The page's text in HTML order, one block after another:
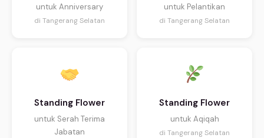
untuk Anniversary
di Tangerang Selatan
untuk Pelantikan
di Tangerang Selatan
Standing Flower
untuk Serah Terima
Jabatan
Standing Flower
untuk Aqiqah
di Tangerang Selatan